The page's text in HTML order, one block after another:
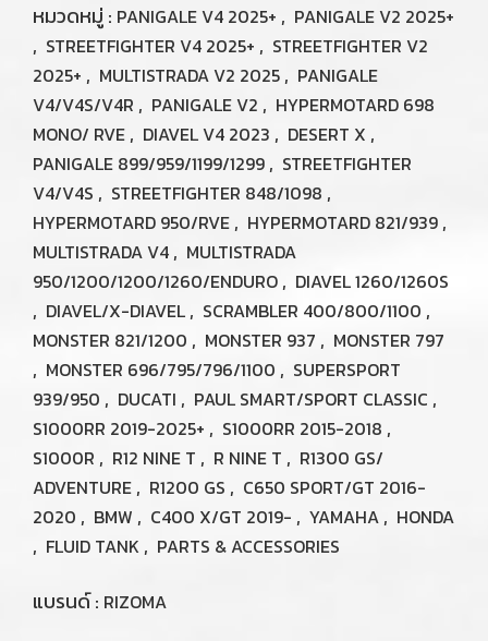
หมวดหมู่ : PANIGALE V4 2025+ , PANIGALE V2 2025+
, STREETFIGHTER V4 2025+ , STREETFIGHTER V2
2025+ , MULTISTRADA V2 2025 , PANIGALE
V4/V4S/V4R , PANIGALE V2 , HYPERMOTARD 698
MONO/ RVE , DIAVEL V4 2023 , DESERT X ,
PANIGALE 899/959/1199/1299 , STREETFIGHTER
V4/V4S , STREETFIGHTER 848/1098 ,
HYPERMOTARD 950/RVE , HYPERMOTARD 821/939 ,
MULTISTRADA V4 , MULTISTRADA
950/1200/1200/1260/ENDURO , DIAVEL 1260/1260S
, DIAVEL/X-DIAVEL , SCRAMBLER 400/800/1100 ,
MONSTER 821/1200 , MONSTER 937 , MONSTER 797
, MONSTER 696/795/796/1100 , SUPERSPORT
939/950 , DUCATI , PAUL SMART/SPORT CLASSIC ,
S1000RR 2019-2025+ , S1000RR 2015-2018 ,
S1000R , R12 NINE T , R NINE T , R1300 GS/
ADVENTURE , R1200 GS , C650 SPORT/GT 2016-
2020 , BMW , C400 X/GT 2019- , YAMAHA , HONDA
, FLUID TANK , PARTS & ACCESSORIES
แบรนด์ : RIZOMA